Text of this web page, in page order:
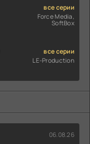
все серии
Force Media,
SoftBox
все серии
LE-Production
06.08.26